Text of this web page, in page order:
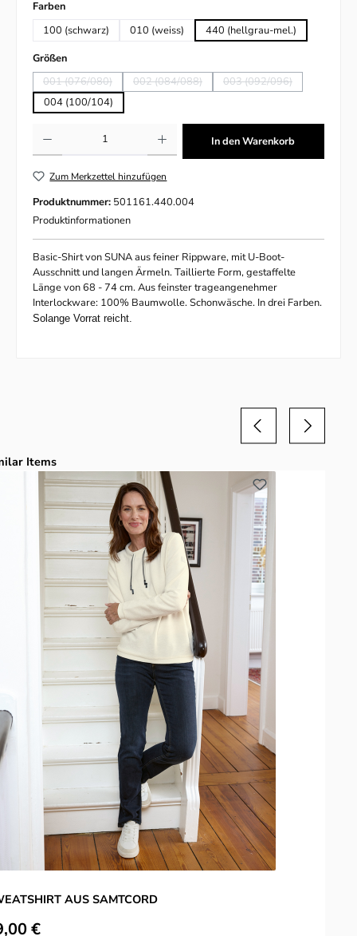
Farbenauswählen
100 (schwarz)
010 (weiss)
440 (hellgrau-mel.)
Größenauswählen
001 (076/080)(Diese Option ist zurzeit nicht verfügbar.)
002 (084/088)(Diese Option ist zurzeit nicht verfügbar.)
003 (092/096)
(Diese Option ist
004 (100/104)
In den Warenkorb
Zum Merkzettel hinzufügen
Produktnummer: 501161.440.004
Produktinformationen
Basic-Shirt von SUNA aus feiner Rippware, mit U-Boot-
Ausschnitt und langen Ärmeln. Taillierte Form, gestaffelte
Länge von 68 - 74 cm. Aus feinster trageangenehmer
Interlockware: 100% Baumwolle. Schonwäsche. In drei Farben.
Solange Vorrat reicht.
überspringen
Items
AUS SAMTCORD
Preis:
€